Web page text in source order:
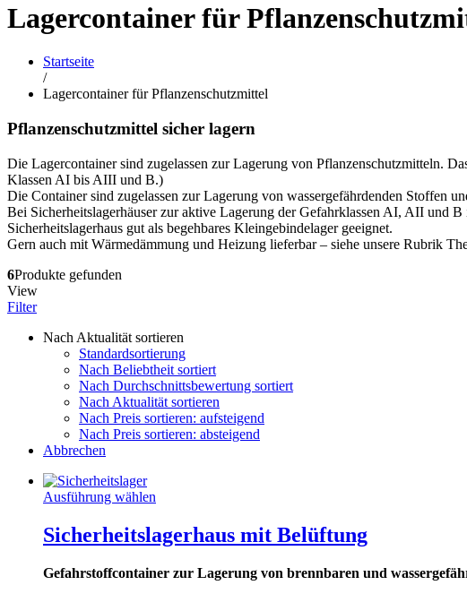
Lagercontainer für
Startseite
/
Lagercontainer für Pflanzenschutzmittel
Pflanzenschutzmittel sicher lagern
Die Lagercontainer sind zugelassen zur Lagerung von Pflanzenschutzmitteln.
Klassen AI bis AIII und B.)
Die Container sind zugelassen zur Lagerung von wassergefährdenden Stoffen
Bei Sicherheitslagerhäuser zur aktive Lagerung der Gefahrklassen AI, AII und
Sicherheitslagerhaus gut als begehbares Kleingebindelager geeignet.
Gern auch mit Wärmedämmung und Heizung lieferbar – siehe unsere Rubrik
6Produkte gefunden
View
Filter
Nach Aktualität sortieren
Standardsortierung
Nach Beliebtheit sortiert
Nach Durchschnittsbewertung sortiert
Nach Aktualität sortieren
Nach Preis sortieren: aufsteigend
Nach Preis sortieren: absteigend
Abbrechen
Ausführung wählen
Sicherheitslagerhaus mit Belüftung
Gefahrstoffcontainer zur Lagerung von brennbaren und